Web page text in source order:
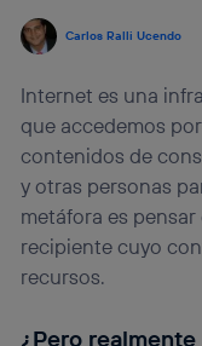
Carlos Ralli Ucendo
Internet es una
que accedemos
contenidos de
y otras personas
metáfora es
recipiente cuyo
recursos.
¿Pero